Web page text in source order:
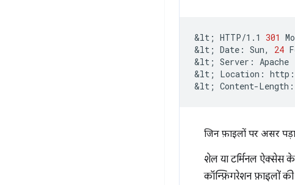
&lt ; HTTP/1.1 301
&lt ; Date: Sun, 24
&lt ; Server:
Apache
&lt ; Location:
&lt ; Content-Length:
जिन फ़ाइलों पर असर
शेल या टर्मिनल ऐक्सेस
कॉन्फ़िगरेशन फ़ाइलों